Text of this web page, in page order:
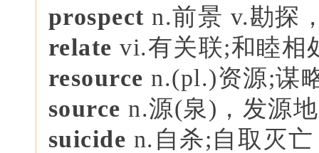
prospect n.前景 v.勘探
relate vi.有关联;和睦相
resource n.(pl.)资源;谋
source n.源(泉)，发源
suicide n.自杀;自取灭亡